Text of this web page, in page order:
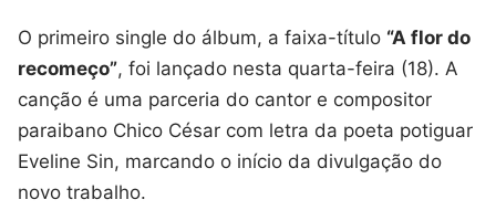
O primeiro single do álbum, a faixa-título “A flor do
recomeço”, foi lançado nesta quarta-feira (18). A
canção é uma parceria do cantor e compositor
paraibano Chico César com letra da poeta potiguar
Eveline Sin, marcando o início da divulgação do
novo trabalho.